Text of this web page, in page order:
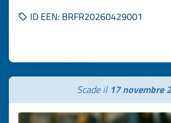
ID EEN: BRFR20260429001
Scade il 17 novembre